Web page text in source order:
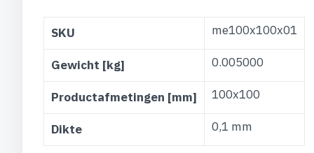
informatie
SKU me100x100x01
Gewicht [kg] 0.005000
Productafmetingen [mm] 100x100
Dikte 0,1 mm